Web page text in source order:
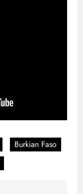
Burkian Faso